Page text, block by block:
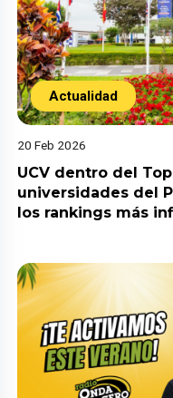
Actualidad
20 Feb 2026
UCV dentro del
universidades del
los rankings más